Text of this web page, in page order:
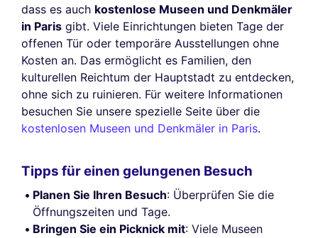
dass es auch kostenlose Museen und Denkmäler
in Paris gibt. Viele Einrichtungen bieten Tage der
offenen Tür oder temporäre Ausstellungen ohne
Kosten an. Das ermöglicht es Familien, den
kulturellen Reichtum der Hauptstadt zu entdecken,
ohne sich zu ruinieren. Für weitere Informationen
besuchen Sie unsere spezielle Seite über die
kostenlosen Museen und Denkmäler in Paris.
Tipps für einen gelungenen Besuch
Planen Sie Ihren Besuch: Überprüfen Sie die
Öffnungszeiten und Tage.
Bringen Sie ein Picknick mit: Viele Museen